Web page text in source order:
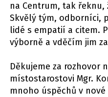
na Centrum, tak řeknu,
Skvělý tým, odborníci,
lidé s empatií a citem.
výborně a vděčím jim
Děkujeme za rozhovor
místostarostovi Mgr.
mnoho úspěchů v